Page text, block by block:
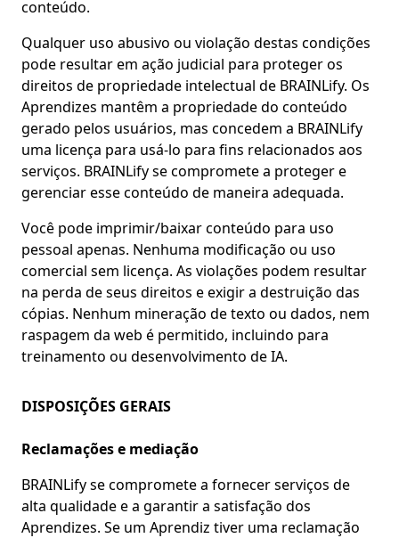
conteúdo.
Qualquer uso abusivo ou violação destas condições
pode resultar em ação judicial para proteger os
direitos de propriedade intelectual de BRAINLify. Os
Aprendizes mantêm a propriedade do conteúdo
gerado pelos usuários, mas concedem a BRAINLify
uma licença para usá-lo para fins relacionados aos
serviços. BRAINLify se compromete a proteger e
gerenciar esse conteúdo de maneira adequada.
Você pode imprimir/baixar conteúdo para uso
pessoal apenas. Nenhuma modificação ou uso
comercial sem licença. As violações podem resultar
na perda de seus direitos e exigir a destruição das
cópias. Nenhum mineração de texto ou dados, nem
raspagem da web é permitido, incluindo para
treinamento ou desenvolvimento de IA.
DISPOSIÇÕES GERAIS
Reclamações e mediação
BRAINLify se compromete a fornecer serviços de
alta qualidade e a garantir a satisfação dos
Aprendizes. Se um Aprendiz tiver uma reclamação